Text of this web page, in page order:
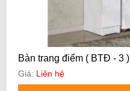
Bàn trang điểm ( BTĐ - 3 )
Giá: Liên hệ